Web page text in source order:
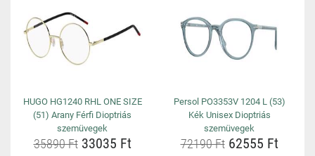
HUGO HG1240 RHL ONE SIZE
(51) Arany Férfi Dioptriás
szemüvegek
35890 Ft33035 Ft
Persol PO3353V 1204 L (53)
Kék Unisex Dioptriás
szemüvegek
72190 Ft62555 Ft